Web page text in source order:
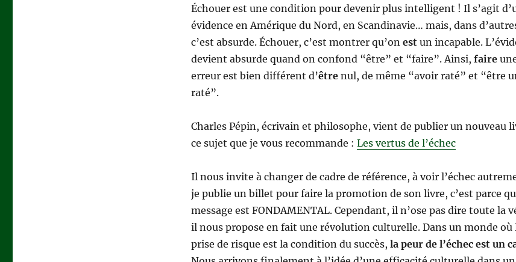
Échouer est une condition pour devenir plus intelligent ! Il s’agit
évidence en Amérique du Nord, en Scandinavie… mais, dans
c’est absurde. Échouer, c’est montrer qu’on estun incapable.
devient absurde quand on confond “être” et “faire”. Ainsi, faire
erreur est bien différent d’êtrenul, de même “avoir raté” et “être
raté”.
Charles Pépin, écrivain et philosophe, vient de publier un nouveau
ce sujet que je vous recommande : Les vertus de l’échec
Il nous invite à changer de cadre de référence, à voir l’échec
je publie un billet pour faire la promotion de son livre, c’est parce
message est FONDAMENTAL. Cependant, il n’ose pas dire toute la
il nous propose en fait une révolution culturelle. Dans un monde où
prise de risque est la condition du succès, la peur de l’échec est un